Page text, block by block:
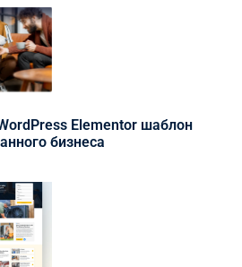
Elementor шаблон
бизнеса